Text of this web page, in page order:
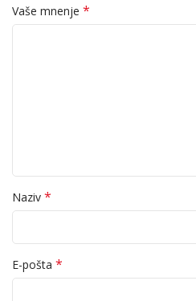
Vaše mnenje *
Naziv *
E-pošta *